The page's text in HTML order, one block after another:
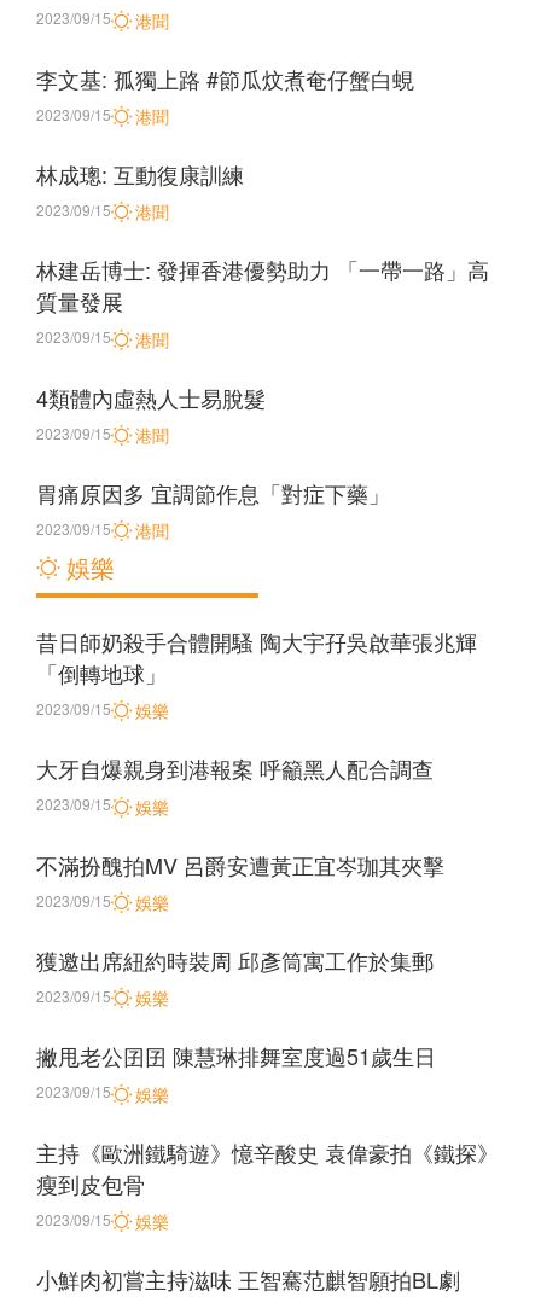
港聞
2023/09/15
李文基: 孤獨上路 #節瓜炆煮奄仔蟹白蜆
港聞
2023/09/15
林成璁: 互動復康訓練
港聞
2023/09/15
林建岳博士: 發揮香港優勢助力 「一帶一路」高
質量發展
港聞
2023/09/15
4類體內虛熱人士易脫髮
港聞
2023/09/15
胃痛原因多 宜調節作息「對症下藥」
港聞
2023/09/15
娛樂
昔日師奶殺手合體開騷 陶大宇孖吳啟華張兆輝
「倒轉地球」
娛樂
2023/09/15
大牙自爆親身到港報案 呼籲黑人配合調查
娛樂
2023/09/15
不滿扮醜拍MV 呂爵安遭黃正宜岑珈其夾擊
娛樂
2023/09/15
獲邀出席紐約時裝周 邱彥筒寓工作於集郵
娛樂
2023/09/15
撇甩老公囝囝 陳慧琳排舞室度過51歲生日
娛樂
2023/09/15
主持《歐洲鐵騎遊》憶辛酸史 袁偉豪拍《鐵探》
瘦到皮包骨
娛樂
2023/09/15
小鮮肉初嘗主持滋味 王智騫范麒智願拍BL劇